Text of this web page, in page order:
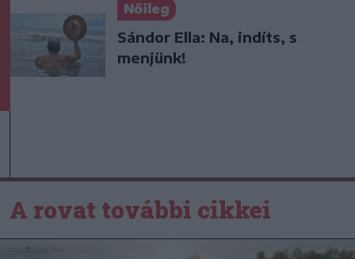
Nőileg
Sándor Ella: Na, indíts, s
menjünk!
A rovat további cikkei